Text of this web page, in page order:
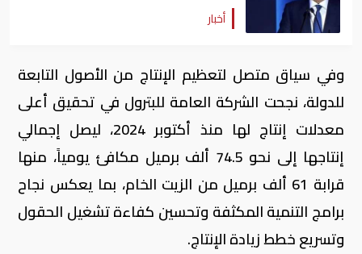
أخبار
وفي سياق متصل لتعظيم الإنتاج من الأصول التابعة
للدولة، نجحت الشركة العامة للبترول في تحقيق أعلى
معدلات إنتاج لها منذ أكتوبر 2024، ليصل إجمالي
إنتاجها إلى نحو 74.5 ألف برميل مكافئ يومياً، منها
قرابة 61 ألف برميل من الزيت الخام، بما يعكس نجاح
برامج التنمية المكثفة وتحسين كفاءة تشغيل الحقول
وتسريع خطط زيادة الإنتاج.